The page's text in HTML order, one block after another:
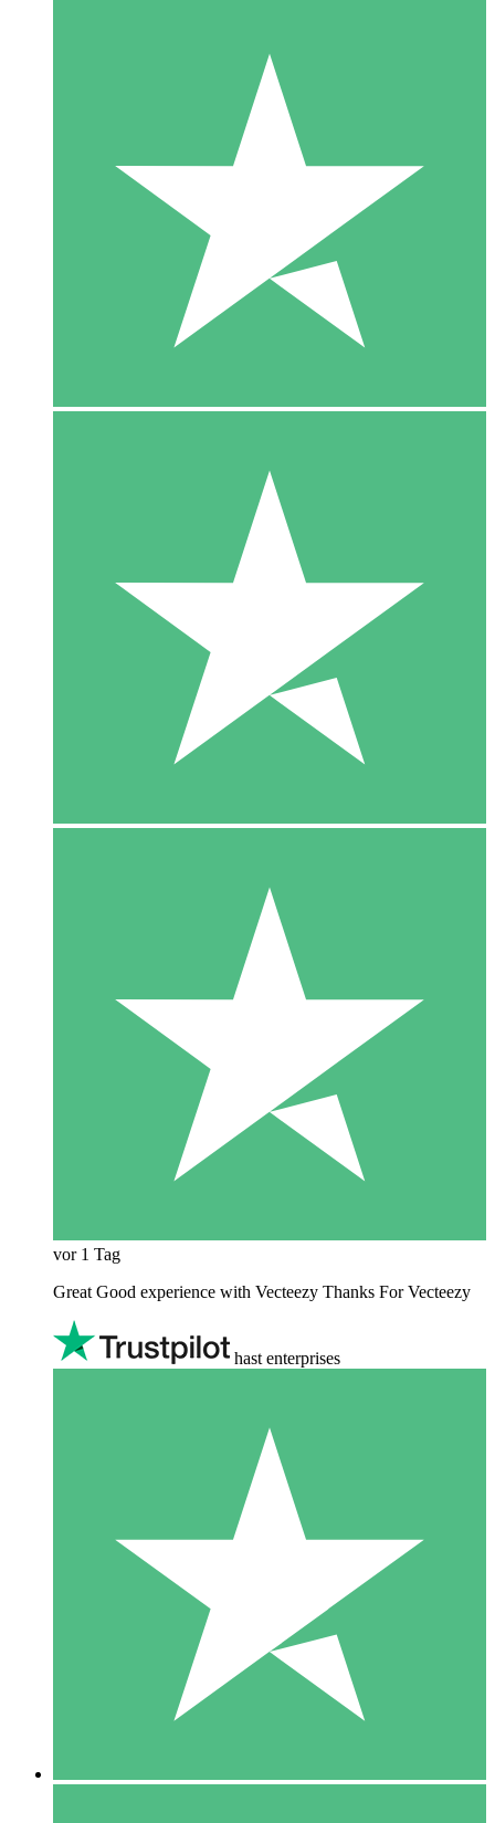
vor 1 Tag
Great Good experience with Vecteezy Thanks For Vecteezy
hast enterprises